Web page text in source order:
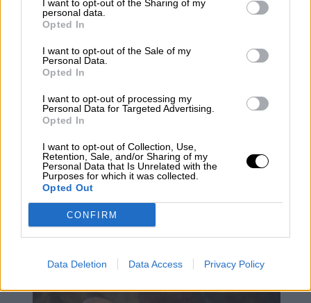
I want to opt-out of the Sharing of my
personal data.
Opted In
I want to opt-out of the Sale of my
Personal Data.
Opted In
I want to opt-out of processing my
Personal Data for Targeted Advertising.
Opted In
I want to opt-out of Collection, Use,
Retention, Sale, and/or Sharing of my
Personal Data that Is Unrelated with the
Purposes for which it was collected.
Opted Out
CONFIRM
Data Deletion Data Access Privacy Policy
Ciudadanos: renovarse o morir
El barómetro del CIS apunta al
crecimiento de PSOE, PP y Vox